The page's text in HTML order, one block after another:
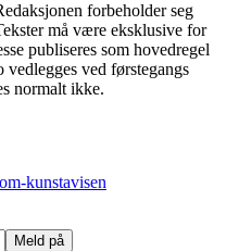
forbeholder seg
må være eksklusive for
publiseres som hovedregel
ved førstegangs
normalt ikke.
kunstavisen
Meld på